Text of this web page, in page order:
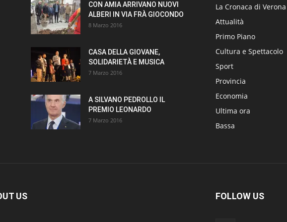
CON AMIA ARRIVANO NUOVI
ALBERI IN VIA FRÀ GIOCONDO
8 Marzo 2016
CASA DELLA GIOVANE,
SOLIDARIETÀ E MUSICA
7 Marzo 2016
A SILVANO PEDROLLO IL
PREMIO LEONARDO
7 Marzo 2016
La Cronaca di Verona
Attualità
Primo Piano
Cultura e Spettacolo
Sport
Provincia
Economia
Ultima ora
Bassa
US FOLLOW US